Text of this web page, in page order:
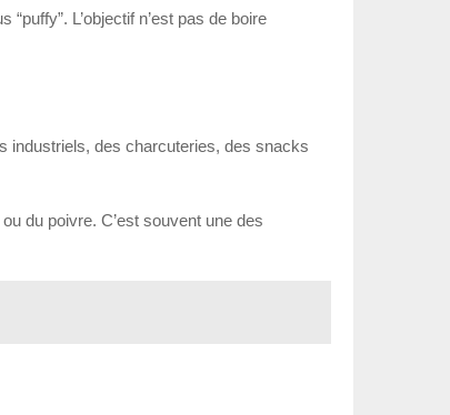
L’objectif n’est pas de boire
industriels, des charcuteries, des snacks
du poivre. C’est souvent une des